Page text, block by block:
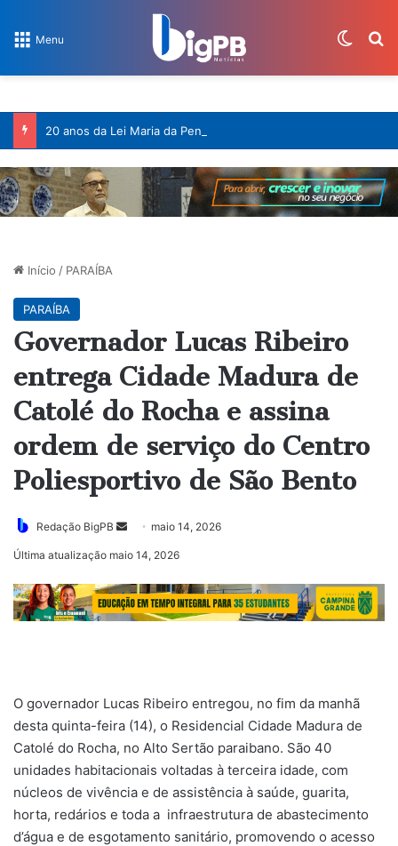
Menu
Início / PARAÍBA
PARAÍBA
Governador Lucas Ribeiro
entrega Cidade Madura de
Catolé do Rocha e assina
ordem de serviço do Centro
Poliesportivo de São Bento
Redação BigPB
Mande
mail
maio 14, 2026
Última atualização maio 14, 2026
O governador Lucas Ribeiro entregou, no fim da manhã
desta quinta-feira (14), o Residencial Cidade Madura de
Catolé do Rocha, no Alto Sertão paraibano. São 40
unidades habitacionais voltadas à terceira idade, com
núcleos de vivência e de assistência à saúde, guarita,
horta, redários e toda a infraestrutura de abastecimento
d’água e de esgotamento sanitário, promovendo o acesso